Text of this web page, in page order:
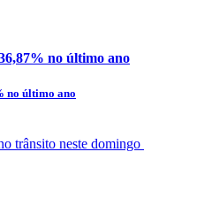
no último ano
no último ano